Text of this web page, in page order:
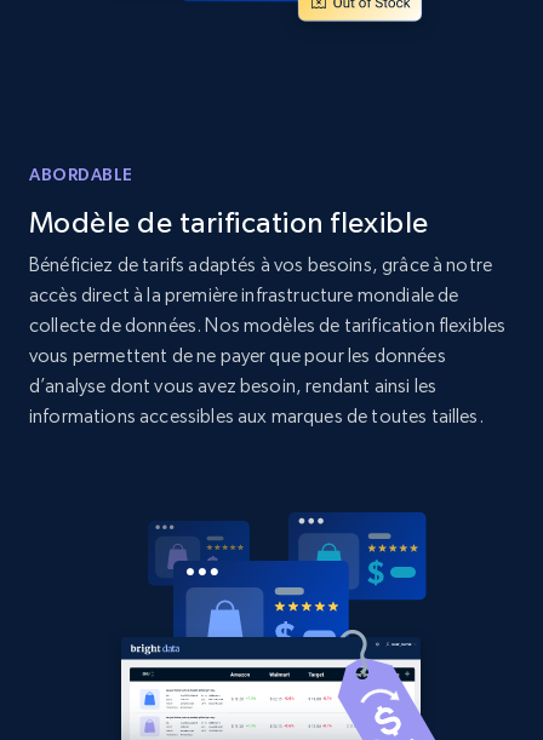
products from Brands URLs
2.1K+
Home Depot US
URL, Domain, Country code, Model number,
Sku, Product id, Product name, Manufacturer,
and more.
Home Depot US - Gather data on products
using specified keywords
URL, Domain, Country code, Model number,
Sku, Product id, Product name, Manufacturer,
and more.
ABORDABLE
Modèle de tarification flexible
Bénéficiez de tarifs adaptés à vos besoins, grâce à notre
accès direct à la première infrastructure mondiale de
collecte de données. Nos modèles de tarification flexibles
vous permettent de ne payer que pour les données
d’analyse dont vous avez besoin, rendant ainsi les
informations accessibles aux marques de toutes tailles.